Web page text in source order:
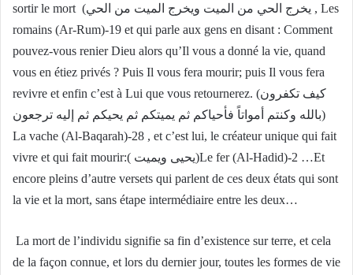
sortir le mort (يخرج الحي من الميت ويخرج الميت من الحي , Les
romains (Ar-Rum)-19 et qui parle aux gens en disant : Comment
pouvez-vous renier Dieu alors qu’Il vous a donné la vie, quand
vous en étiez privés ? Puis Il vous fera mourir; puis Il vous fera
revivre et enfin c’est à Lui que vous retournerez. (كيف تكفرون
بالله وكنتم أمواتاً فأحياكم ثم يميتكم ثم يحيكم ثم إليه ترجعون)
La vache (Al-Baqarah)-28 , et c’est lui, le créateur unique qui fait
vivre et qui fait mourir:( يحيى ويميت)Le fer (Al-Hadid)-2 …Et
encore pleins d’autre versets qui parlent de ces deux états qui sont
la vie et la mort, sans étape intermédiaire entre les deux…
La mort de l’individu signifie sa fin d’existence sur terre, et cela
de la façon connue, et lors du dernier jour, toutes les formes de vie